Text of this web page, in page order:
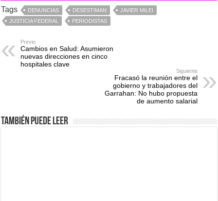
Tags DENUNCIAS DESESTIMAN
JAVIER MILEI
JUSTICIA FEDERAL
PERIODISTAS
Previo
Cambios en Salud: Asumieron
nuevas direcciones en cinco
hospitales clave
Siguiente
Fracasó la reunión entre el
gobierno y trabajadores del
Garrahan: No hubo propuesta
de aumento salarial
También puede leer